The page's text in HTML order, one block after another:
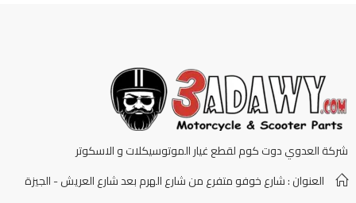
شركة العدوي دوت كوم لقطع غيار الموتوسيكلات و الاسكوتر
العنوان : شارع خوفو متفرع من شارع الهرم بعد شارع العريش - الجيزة